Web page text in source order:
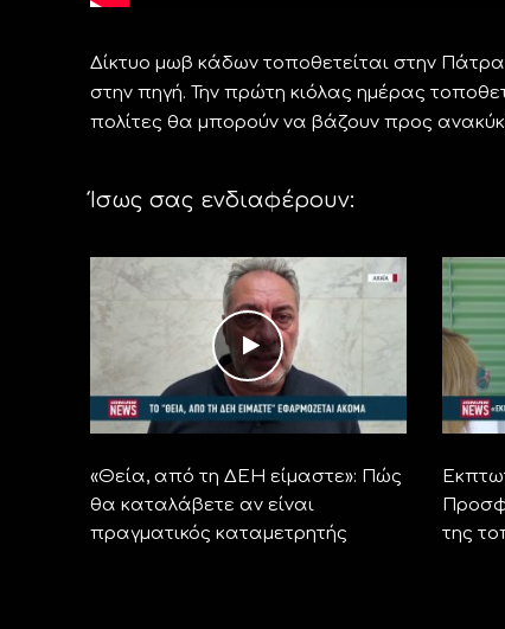
Δίκτυο μωβ κάδων τοποθετείται στην
στην πηγή. Την πρώτη κιόλας ημέρας
πολίτες θα μπορούν να βάζουν προς
Ίσως σας ενδιαφέρουν:
«Θεία, από τη ΔΕΗ είμαστε»: Πώς
θα καταλάβετε αν είναι
πραγματικός καταμετρητής
της